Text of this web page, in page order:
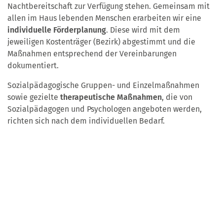
Nachtbereitschaft zur Verfügung stehen. Gemeinsam mit
allen im Haus lebenden Menschen erarbeiten wir eine
individuelle Förderplanung. Diese wird mit dem
jeweiligen Kostenträger (Bezirk) abgestimmt und die
Maßnahmen entsprechend der Vereinbarungen
dokumentiert.
Sozialpädagogische Gruppen- und Einzelmaßnahmen
sowie gezielte therapeutische Maßnahmen, die von
Sozialpädagogen und Psychologen angeboten werden,
richten sich nach dem individuellen Bedarf.